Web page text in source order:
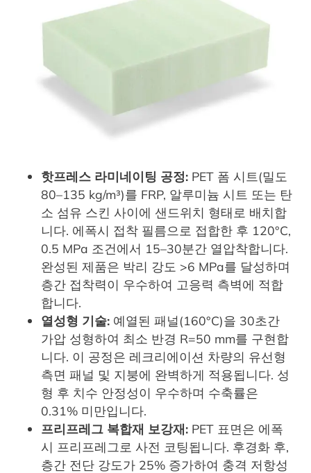
핫프레스 라미네이팅 공정: PET 폼 시트(밀도
80–135 kg/m³)를 FRP, 알루미늄 시트 또는 탄
소 섬유 스킨 사이에 샌드위치 형태로 배치합
니다. 에폭시 접착 필름으로 접합한 후 120°C,
0.5 MPa 조건에서 15–30분간 열압착합니다.
완성된 제품은 박리 강도 >6 MPa를 달성하며
층간 접착력이 우수하여 고응력 측벽에 적합
합니다.
열성형 기술: 예열된 패널(160°C)을 30초간
가압 성형하여 최소 반경 R=50 mm를 구현합
니다. 이 공정은 레크리에이션 차량의 유선형
측면 패널 및 지붕에 완벽하게 적용됩니다. 성
형 후 치수 안정성이 우수하며 수축률은
0.31% 미만입니다.
프리프레그 복합재 보강재: PET 표면은 에폭
시 프리프레그로 사전 코팅됩니다. 후경화 후,
층간 전단 강도가 25% 증가하여 충격 저항성